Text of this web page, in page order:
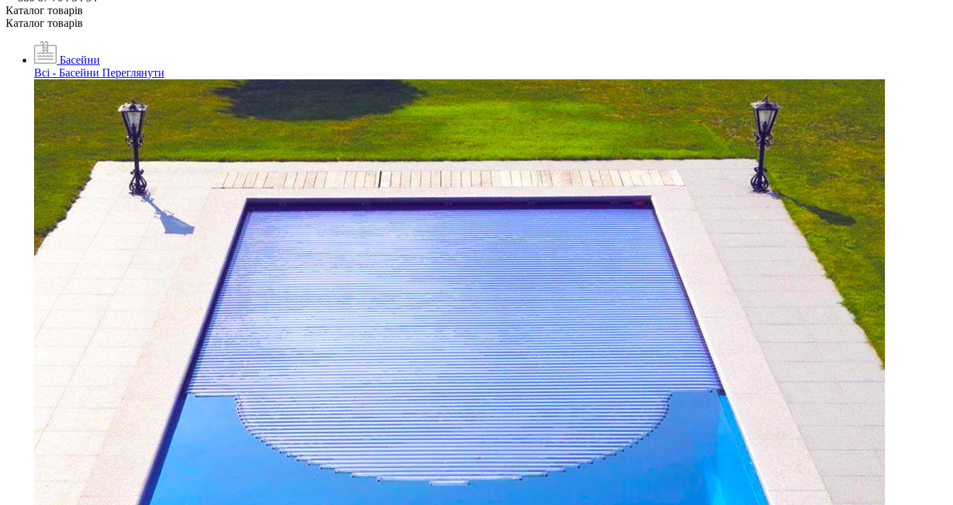
Каталог товарiв
Каталог товарiв
Басейни
Всі - Басейни Переглянути